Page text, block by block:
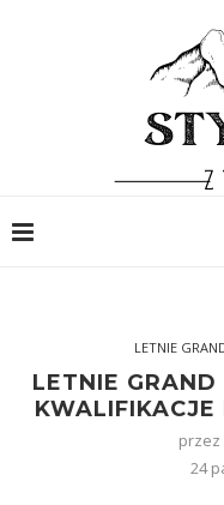
LETNIE
LETNIE
przez
24